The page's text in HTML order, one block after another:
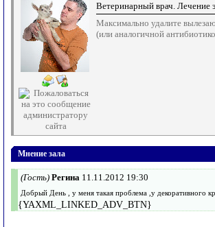
Ветеринарный врач. Лечение
Максимально удалите
(или аналогичной
Мнение зала
(Гость) Регина 11.11.2012 19:30
Добрый День , у меня такая проблема ,у декоративного
{YAXML_LINKED_ADV_BTN}